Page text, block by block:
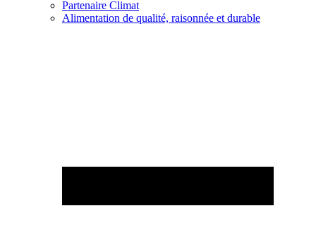
Partenaire Climat
Alimentation de qualité, raisonnée et durable